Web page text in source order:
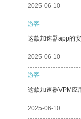
2025-06-10
游客
这款加速器app的
2025-06-10
游客
这款加速器VPM应
2025-06-10